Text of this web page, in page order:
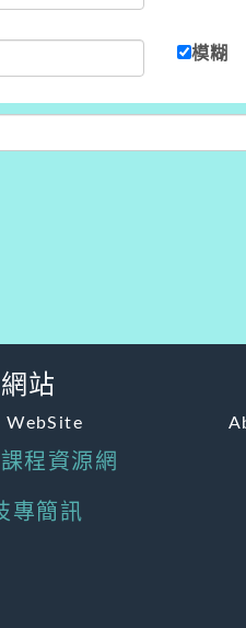
模糊
站
WebSite
程資源網
專簡訊